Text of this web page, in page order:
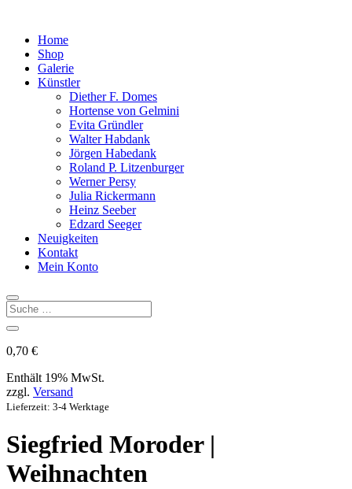
Home
Shop
Galerie
Künstler
Diether F. Domes
Hortense von Gelmini
Evita Gründler
Walter Habdank
Jörgen Habedank
Roland P. Litzenburger
Werner Persy
Julia Rickermann
Heinz Seeber
Edzard Seeger
Neuigkeiten
Kontakt
Mein Konto
0,70 €
Enthält 19% MwSt.
zzgl. Versand
Lieferzeit: 3-4 Werktage
Siegfried Moroder |
Weihnachten